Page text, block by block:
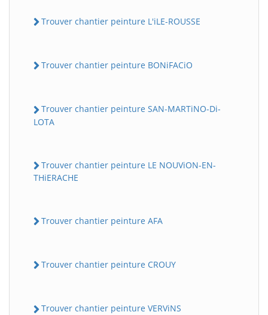
Trouver chantier peinture L'iLE-ROUSSE
Trouver chantier peinture BONiFACiO
Trouver chantier peinture SAN-MARTiNO-Di-
LOTA
Trouver chantier peinture LE NOUViON-EN-
THiERACHE
Trouver chantier peinture AFA
Trouver chantier peinture CROUY
Trouver chantier peinture VERViNS